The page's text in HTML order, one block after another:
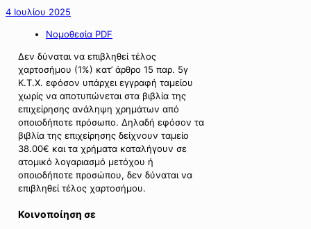
4 Ιουλίου 2025
Νομοθεσία PDF
Δεν δύναται να επιβληθεί τέλος
χαρτοσήμου (1%) κατ’ άρθρο 15 παρ. 5γ
Κ.Τ.Χ. εφόσον υπάρχει εγγραφή ταμείου
χωρίς να αποτυπώνεται στα βιβλία της
επιχείρησης ανάληψη χρημάτων από
οποιοδήποτε πρόσωπο. Δηλαδή εφόσον τα
βιβλία της επιχείρησης δείχνουν ταμείο
38.00€ και τα χρήματα καταλήγουν σε
ατομικό λογαριασμό μετόχου ή
οποιοδήποτε προσώπου, δεν δύναται να
επιβληθεί τέλος χαρτοσήμου.
Κοινοποίηση σε